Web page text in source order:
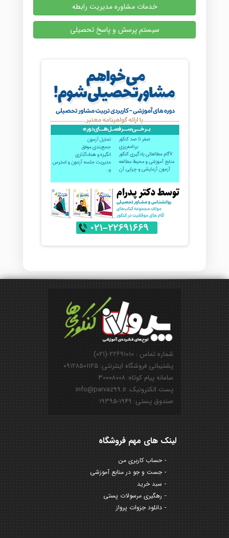
خدمات مشاوره مدیریت رابطه
سیستم پرسش و پاسخ تحصیلی
شماره تماس : ۲۲۶۹۱۰۱۰-(۰۲۱)
پشتیبانی فروشگاه اینترنتی: ۰۹۱۲۸۵۰۱۱۲۵
سامانه پیام کوتاه: ۳۰۰۰۸۰۰۸
پست الکترونیک: info@parvaz99.ir
صندوق پستی: ۱۹۴۹-۱۹۳۹۵
لینک های مهم فروشگاه
حساب کاربری من
جست و جو در منابع آموزشی
سبد خرید
رهگیری مرسولات پستی
دانلود جزوات پرواز